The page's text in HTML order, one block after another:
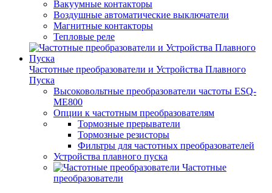
Вакуумные контакторы
Воздушные автоматические выключатели
Магнитные контакторы
Тепловые реле
Частотные преобразователи и Устройства Плавного
Пуска
Высоковольтные преобразователи частоты ESQ-
ME800
Опции к частотным преобразователям
Тормозные прерыватели
Тормозные резисторы
Фильтры для частотных преобразователей
Устройства плавного пуска
Частотные
преобразователи